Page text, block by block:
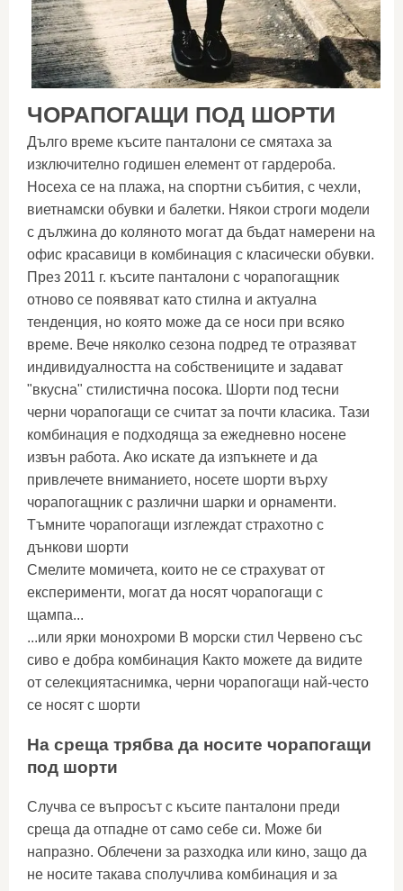
ЧОРАПОГАЩИ ПОД ШОРТИ
Дълго време късите панталони се смятаха за
изключително годишен елемент от гардероба.
Носеха се на плажа, на спортни събития, с чехли,
виетнамски обувки и балетки. Някои строги модели
с дължина до коляното могат да бъдат намерени на
офис красавици в комбинация с класически обувки.
През 2011 г. късите панталони с чорапогащник
отново се появяват като стилна и актуална
тенденция, но която може да се носи при всяко
време. Вече няколко сезона подред те отразяват
индивидуалността на собствениците и задават
"вкусна" стилистична посока. Шорти под тесни
черни чорапогащи се считат за почти класика. Тази
комбинация е подходяща за ежедневно носене
извън работа. Ако искате да изпъкнете и да
привлечете вниманието, носете шорти върху
чорапогащник с различни шарки и орнаменти.
Тъмните чорапогащи изглеждат страхотно с
дънкови шорти
Смелите момичета, които не се страхуват от
експерименти, могат да носят чорапогащи с
щампа...
...или ярки монохроми В морски стил Червено със
сиво е добра комбинация Както можете да видите
от селекциятаснимка, черни чорапогащи най-често
се носят с шорти
На среща трябва да носите чорапогащи
под шорти
Случва се въпросът с късите панталони преди
среща да отпадне от само себе си. Може би
напразно. Облечени за разходка или кино, защо да
не носите такава сполучлива комбинация и за